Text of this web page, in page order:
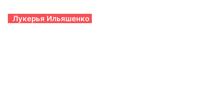
Лукерья Ильяшенко